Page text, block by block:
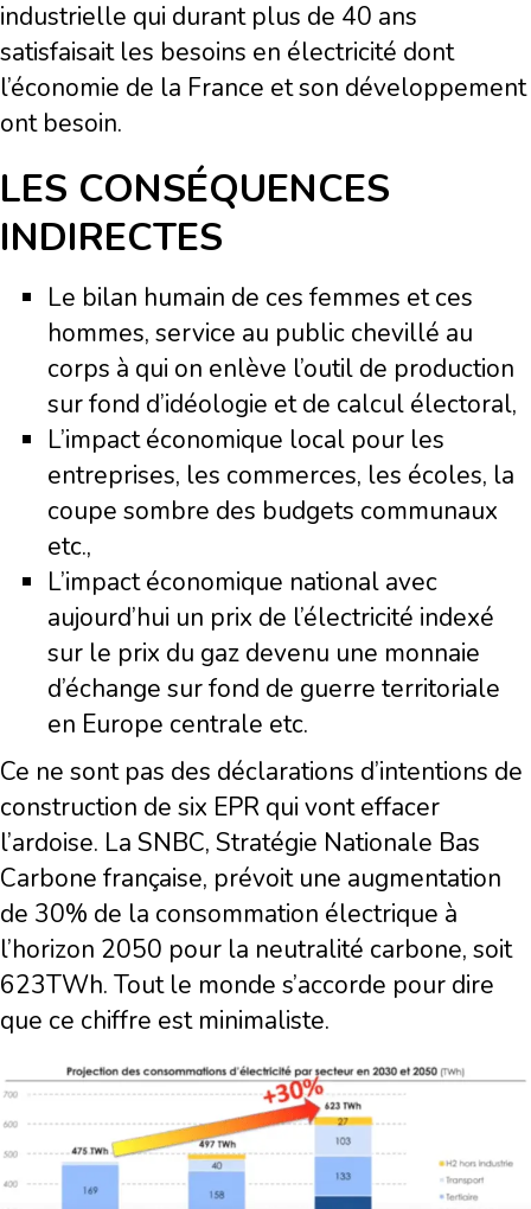
industrielle qui durant plus de 40 ans
satisfaisait les besoins en électricité dont
l’économie de la France et son développement
ont besoin.
LES CONSÉQUENCES
INDIRECTES
Le bilan humain de ces femmes et ces
hommes, service au public chevillé au
corps à qui on enlève l’outil de production
sur fond d’idéologie et de calcul électoral,
L’impact économique local pour les
entreprises, les commerces, les écoles, la
coupe sombre des budgets communaux
etc.,
L’impact économique national avec
aujourd’hui un prix de l’électricité indexé
sur le prix du gaz devenu une monnaie
d’échange sur fond de guerre territoriale
en Europe centrale etc.
Ce ne sont pas des déclarations d’intentions de
construction de six EPR qui vont effacer
l’ardoise. La SNBC, Stratégie Nationale Bas
Carbone française, prévoit une augmentation
de 30% de la consommation électrique à
l’horizon 2050 pour la neutralité carbone, soit
623TWh. Tout le monde s’accorde pour dire
que ce chiffre est minimaliste.